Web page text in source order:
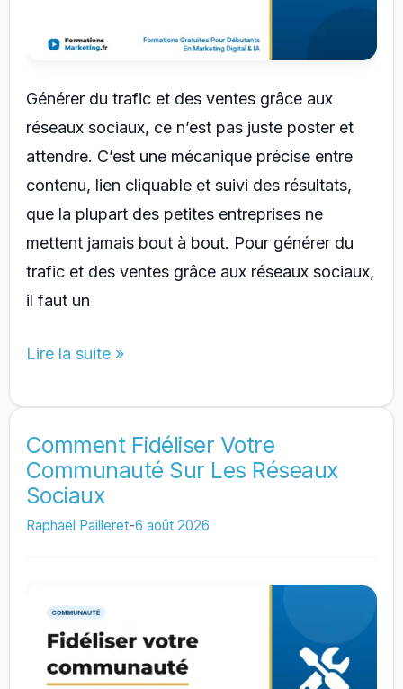
Générer du trafic et des ventes grâce aux
réseaux sociaux, ce n’est pas juste poster et
attendre. C’est une mécanique précise entre
contenu, lien cliquable et suivi des résultats,
que la plupart des petites entreprises ne
mettent jamais bout à bout. Pour générer du
trafic et des ventes grâce aux réseaux sociaux,
il faut un
Comment
Du
Trafic
Et
Des
Ventes
Réseaux
Sociaux
Lire la suite »
Comment Fidéliser Votre
Communauté Sur Les Réseaux
Sociaux
Raphaël Pailleret-6 août 2026